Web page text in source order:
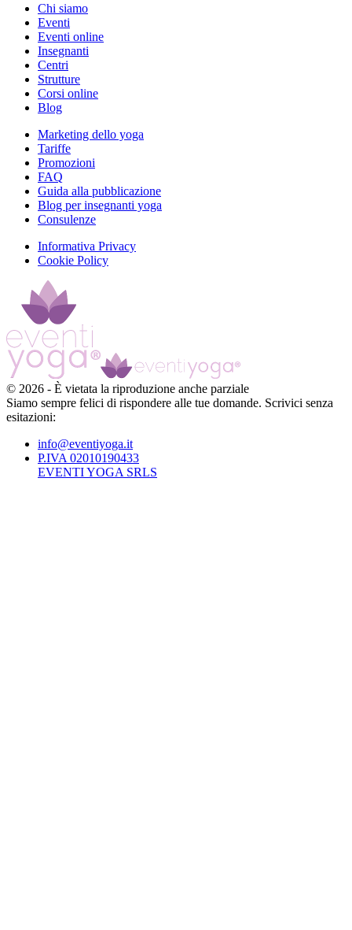
Chi siamo
Eventi
Eventi online
Insegnanti
Centri
Strutture
Corsi online
Blog
Marketing dello yoga
Tariffe
Promozioni
FAQ
Guida alla pubblicazione
Blog per insegnanti yoga
Consulenze
Informativa Privacy
Cookie Policy
© 2026 - È vietata la riproduzione anche parziale
Siamo sempre felici di rispondere alle tue domande. Scrivici senza
esitazioni:
info@eventiyoga.it
P.IVA 02010190433
EVENTI YOGA SRLS